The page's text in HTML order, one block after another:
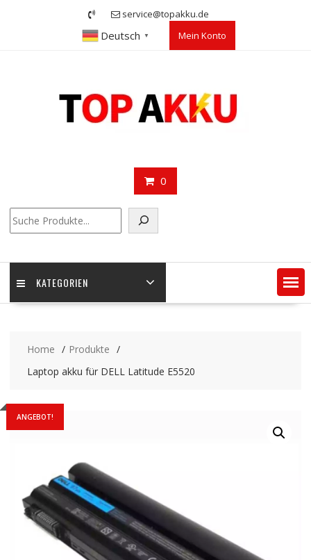
service@topakku.de
Deutsch ▼ Mein Konto
0
KATEGORIEN
Home
Produkte
Laptop akku für DELL Latitude E5520
ANGEBOT!